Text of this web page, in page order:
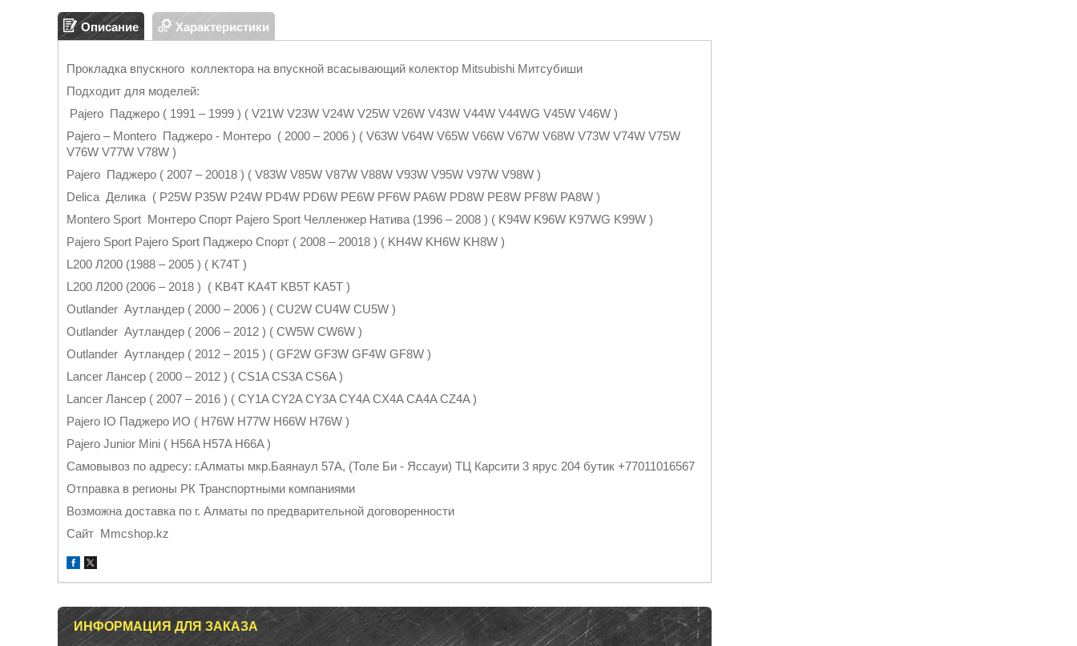
Описание Характеристики
Прокладка впускного коллектора на впускной всасывающий колектор Mitsubishi Митсубиши
Подходит для моделей:
Pajero Паджеро ( 1991 – 1999 ) ( V21W V23W V24W V25W V26W V43W V44W V44WG V45W V46W )
Pajero – Montero Паджеро - Монтеро ( 2000 – 2006 ) ( V63W V64W V65W V66W V67W V68W V73W V74W V75W
V76W V77W V78W )
Pajero Паджеро ( 2007 – 20018 ) ( V83W V85W V87W V88W V93W V95W V97W V98W )
Delica Делика ( P25W P35W P24W PD4W PD6W PE6W PF6W PA6W PD8W PE8W PF8W PA8W )
Montero Sport Монтеро Спорт Pajero Sport Челленжер Натива (1996 – 2008 ) ( K94W K96W K97WG K99W )
Pajero Sport Pajero Sport Паджеро Спорт ( 2008 – 20018 ) ( KH4W KH6W KH8W )
L200 Л200 (1988 – 2005 ) ( K74T )
L200 Л200 (2006 – 2018 ) ( KB4T KA4T KB5T KA5T )
Outlander Аутландер ( 2000 – 2006 ) ( CU2W CU4W CU5W )
Outlander Аутландер ( 2006 – 2012 ) ( CW5W CW6W )
Outlander Аутландер ( 2012 – 2015 ) ( GF2W GF3W GF4W GF8W )
Lancer Лансер ( 2000 – 2012 ) ( CS1A CS3A CS6A )
Lancer Лансер ( 2007 – 2016 ) ( CY1A CY2A CY3A CY4A CX4A CA4A CZ4A )
Pajero IO Паджеро ИО ( H76W H77W H66W H76W )
Pajero Junior Mini ( H56A H57A H66A )
Самовывоз по адресу: г.Алматы мкр.Баянаул 57А, (Толе Би - Яссауи) ТЦ Карсити 3 ярус 204 бутик +77011016567
Отправка в регионы РК Транспортными компаниями
Возможна доставка по г. Алматы по предварительной договоренности
Cайт Mmcshop.kz
ИНФОРМАЦИЯ ДЛЯ ЗАКАЗА